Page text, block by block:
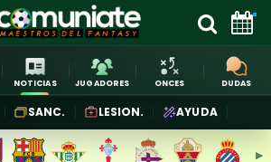
NOTICIAS JUGADORES ONCES DUDAS
SANC. LESION. AYUDA
▶︎